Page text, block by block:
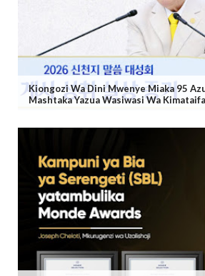
Kiongozi Wa Dini Mwenye Miaka 95
Mashtaka Yazua Wasiwasi Wa Kimataifa